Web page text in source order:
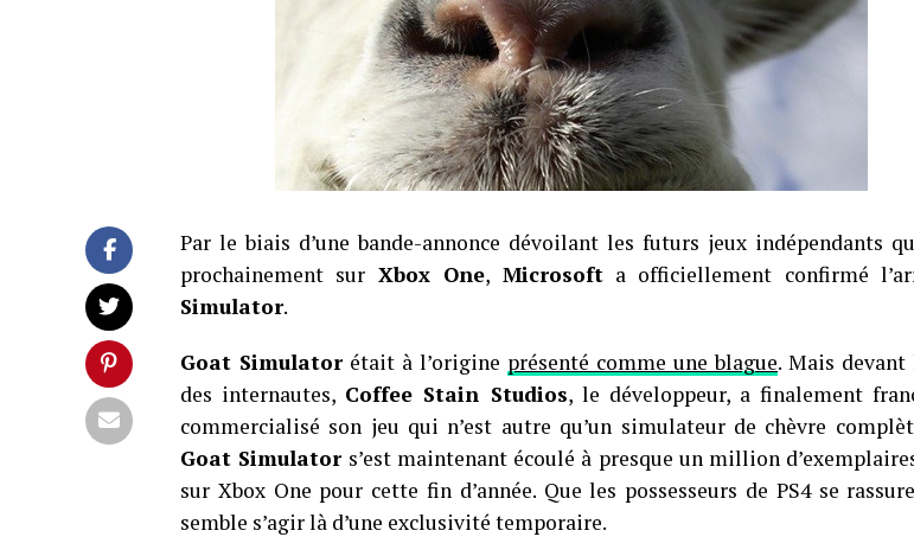
Par le biais d’une bande-annonce dévoilant les futurs jeux indépendants
prochainement sur Xbox One, Microsofta officiellement confirmé
Simulator.
Goat Simulatorétait à l’origine présenté comme une blague. Mais devant
des internautes, Coffee Stain Studios, le développeur, a finalement
commercialisé son jeu qui n’est autre qu’un simulateur de chèvre
Goat Simulators’est maintenant écoulé à presque un million
sur Xbox One pour cette fin d’année. Que les possesseurs de PS4 se
semble s’agir là d’une exclusivité temporaire.